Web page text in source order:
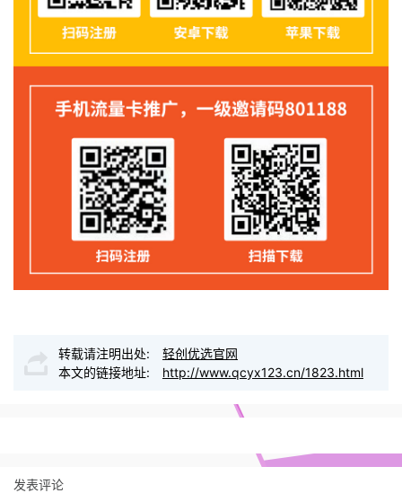
转载请注明出处:
轻创优选官网
本文的链接地址:
http://www.qcyx123.cn/1823.html
发表评论